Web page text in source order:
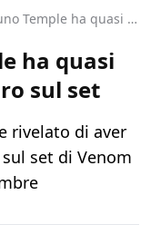
Venom 3: Juno Temple ha quasi terminato il suo lavoro sul set
ha quasi
sul set
rivelato di aver
set di Venom